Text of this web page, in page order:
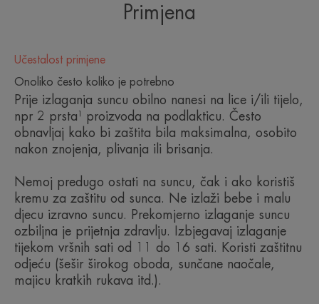
Formula visoke podnošljivosti, nježno mirisna.
Naš cilj je minimizirati utjecaj na morski okoliš.
1. Filteri, koji po procjeni nisu ekotoksični, ispitani
su na tri ključne vrste za morsku bioraznolikost*.
2. Proizvodi razvijeni s formulama optimiziranima
za promicanje biorazgradivosti** i s ograničenim
brojem UV filtera. Ambalaža izrađena od
recikliranih materijala ili materijala koji se može
reciklirati, iz biološkog izvora ili s manje plastike.
Ambalaža ovog proizvoda sadrži najmanje 68 %
recikliranih materijala.
3. Komunikacijska usmjerena na podizanje svijesti i
Primjena
Učestalost primjene
Onoliko često koliko je potrebno
Prije izlaganja suncu obilno nanesi na lice i/ili tijelo,
npr 2 prsta¹ proizvoda na podlakticu. Često
obnavljaj kako bi zaštita bila maksimalna, osobito
nakon znojenja, plivanja ili brisanja.
Nemoj predugo ostati na suncu, čak i ako koristiš
kremu za zaštitu od sunca. Ne izlaži bebe i malu
djecu izravno suncu. Prekomjerno izlaganje suncu
ozbiljna je prijetnja zdravlju. Izbjegavaj izlaganje
tijekom vršnih sati od 11 do 16 sati. Koristi zaštitnu
odjeću (šešir širokog oboda, sunčane naočale,
majicu kratkih rukava itd.).